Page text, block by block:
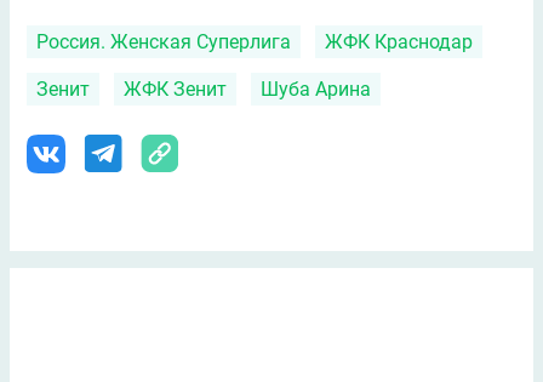
Россия. Женская Суперлига ЖФК Краснодар
Зенит ЖФК Зенит Шуба Арина